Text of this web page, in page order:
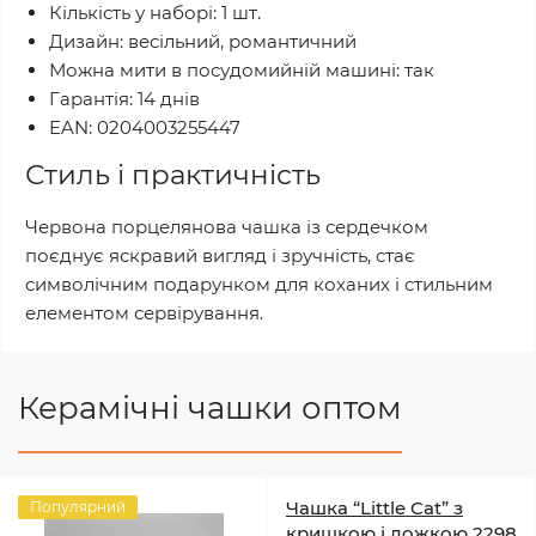
Кількість у наборі: 1 шт.
Дизайн: весільний, романтичний
Можна мити в посудомийній машині: так
Гарантія: 14 днів
EAN: 0204003255447
Стиль і практичність
Червона порцелянова чашка із сердечком
поєднує яскравий вигляд і зручність, стає
символічним подарунком для коханих і стильним
елементом сервірування.
Керамічні чашки оптом
Популярний
Чашка “Little Cat” з